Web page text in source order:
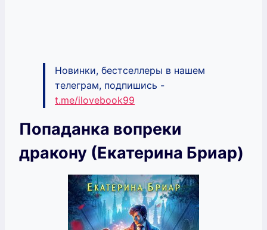
Новинки, бестселлеры в нашем
телеграм, подпишись -
t.me/ilovebook99
Попаданка вопреки
дракону (Екатерина Бриар)